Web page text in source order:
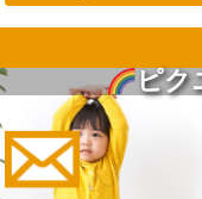
ピク